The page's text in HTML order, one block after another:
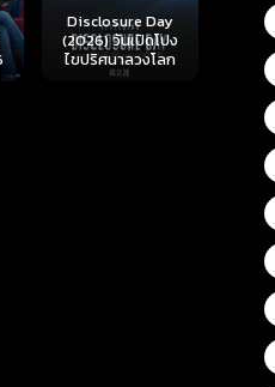
Backrooms (2026)
นรกห้องลับ